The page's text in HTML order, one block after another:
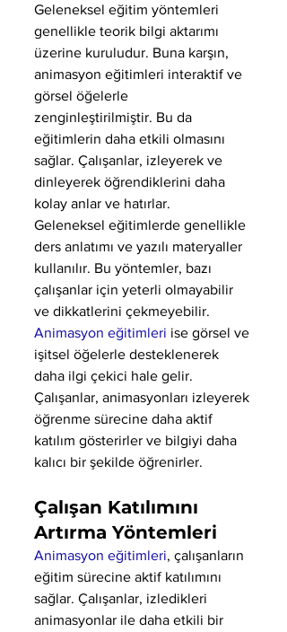
Geleneksel eğitim yöntemleri
genellikle teorik bilgi aktarımı
üzerine kuruludur. Buna karşın,
animasyon eğitimleri interaktif ve
görsel öğelerle
zenginleştirilmiştir. Bu da
eğitimlerin daha etkili olmasını
sağlar. Çalışanlar, izleyerek ve
dinleyerek öğrendiklerini daha
kolay anlar ve hatırlar.
Geleneksel eğitimlerde genellikle
ders anlatımı ve yazılı materyaller
kullanılır. Bu yöntemler, bazı
çalışanlar için yeterli olmayabilir
ve dikkatlerini çekmeyebilir.
Animasyon eğitimleri ise görsel ve
işitsel öğelerle desteklenerek
daha ilgi çekici hale gelir.
Çalışanlar, animasyonları izleyerek
öğrenme sürecine daha aktif
katılım gösterirler ve bilgiyi daha
kalıcı bir şekilde öğrenirler.
Çalışan Katılımını
Artırma Yöntemleri
Animasyon eğitimleri, çalışanların
eğitim sürecine aktif katılımını
sağlar. Çalışanlar, izledikleri
animasyonlar ile daha etkili bir